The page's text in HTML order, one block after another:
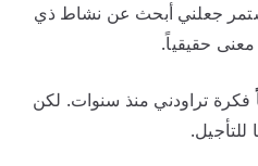
جعلني أبحث عن نشاط ذي
معنى حقيقياً.
فكرة تراودني منذ سنوات. لكن
للتأجيل.